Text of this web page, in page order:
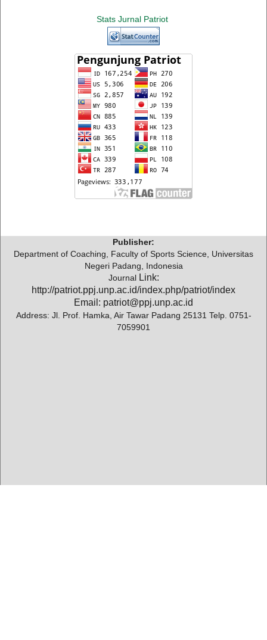
Stats Jurnal Patriot
Publisher:
Department of Coaching, Faculty of Sports Science, Universitas
Negeri Padang, Indonesia
Journal Link:
http://patriot.ppj.unp.ac.id/index.php/patriot/index
Email: patriot@ppj.unp.ac.id
Address: Jl. Prof. Hamka, Air Tawar Padang 25131 Telp. 0751-
7059901